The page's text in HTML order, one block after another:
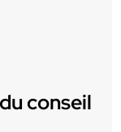
conseil